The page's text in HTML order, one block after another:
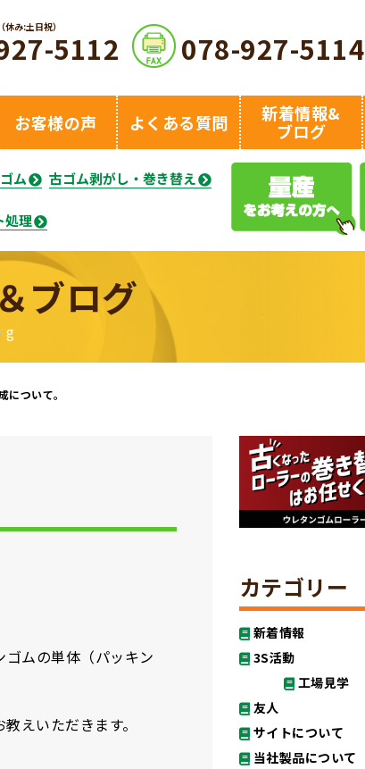
み:土日祝）
5112 078-927-5114
お客様の声 よくある質問
新着情報&
ブログ
ム 古ゴム剥がし・巻き替え
処理
ブログ
について。
ムの単体（パッキン
えいただきます。
カテゴリー
新着情報
3S活動
工場見学
友人
サイトについて
当社製品について